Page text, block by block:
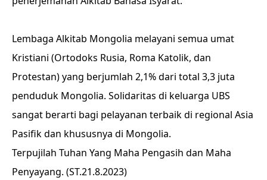
Lembaga Alkitab Mongolia melayani semua umat
Kristiani (Ortodoks Rusia, Roma Katolik, dan
Protestan) yang berjumlah 2,1% dari total 3,3 juta
penduduk Mongolia. Solidaritas di keluarga UBS
sangat berarti bagi pelayanan terbaik di regional Asia
Pasifik dan khususnya di Mongolia.
Terpujilah Tuhan Yang Maha Pengasih dan Maha
Penyayang. (ST.21.8.2023)